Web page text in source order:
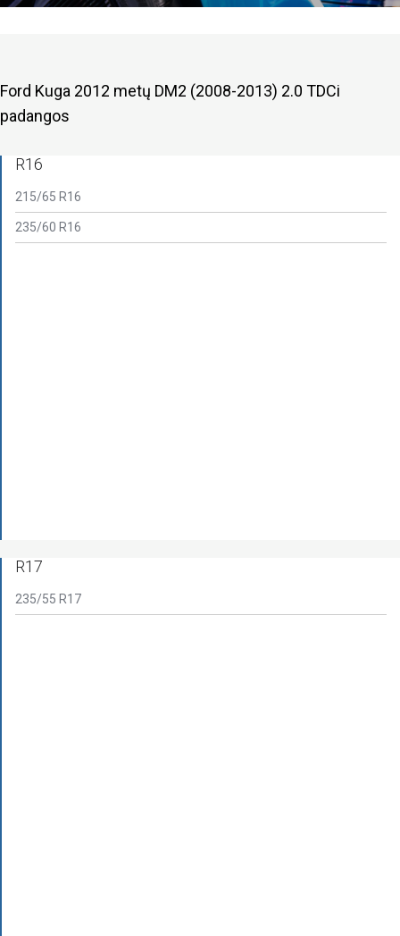
Ford Kuga 2012 metų DM2 (2008-2013) 2.0 TDCi
padangos
R16
215/65 R16
235/60 R16
R17
235/55 R17